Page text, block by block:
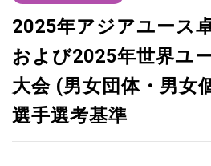
2025年アジアユース
および2025年世界ユ
大会 (男女団体・男女
選手選考基準